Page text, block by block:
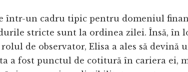
într-un cadru tipic pentru domeniul
stricte sunt la ordinea zilei. Însă, în
de observator, Elisa a ales să devină
a fost punctul de cotitură în cariera ei,